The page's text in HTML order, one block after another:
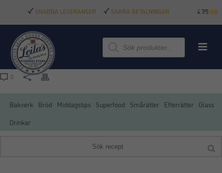
SNABBA LEVERANSER SÄKRA BETALNINGAR 4.7/5
Produktsökning
0
Bakverk Bröd Middagstips Superfood Smårätter Efterrätter Glass
Drinkar